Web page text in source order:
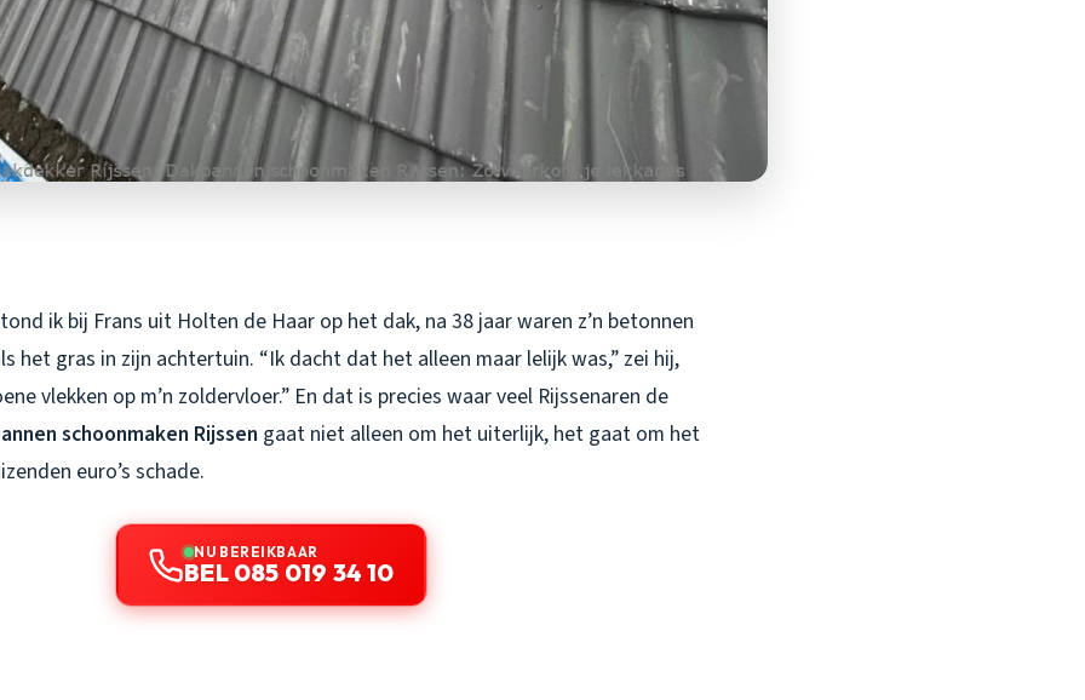
ik bij Frans uit Holten de Haar op het dak, na 38 jaar waren z’n betonnen
het gras in zijn achtertuin. “Ik dacht dat het alleen maar lelijk was,” zei hij,
vlekken op m’n zoldervloer.” En dat is precies waar veel Rijssenaren de
schoonmaken Rijssen gaat niet alleen om het uiterlijk, het gaat om het
euro’s schade.
NU BEREIKBAAR
BEL 085 019 34 10